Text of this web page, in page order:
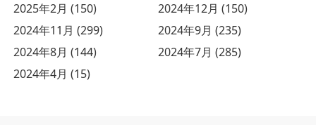
2025年2月 (150)
2024年12月 (150)
2024年11月 (299)
2024年9月 (235)
2024年8月 (144)
2024年7月 (285)
2024年4月 (15)